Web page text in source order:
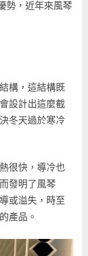
勢，近年來風琴
構，這結構既
設計出這麼截
冬天過於寒冷
很快，導冷也
發明了風琴
或溢失，時至
產品。